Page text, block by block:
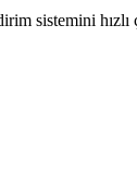
sistemini hızlı